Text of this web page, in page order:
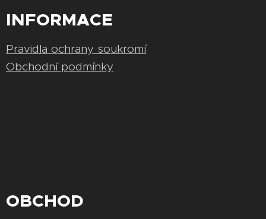
INFORMACE
Pravidla ochrany soukromí
Obchodní podmínky
OBCHOD